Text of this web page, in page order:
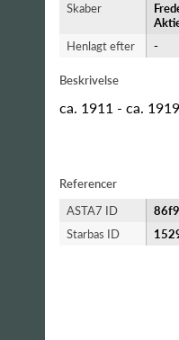
Skaber
Henlagt efter
-
Beskrivelse
ca. 1911 - ca. 1919
Referencer
ASTA7 ID
Starbas ID